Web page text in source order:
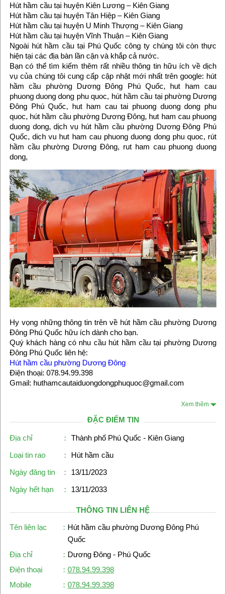
Hút hầm cầu tại huyện Kiên Lương – Kiên Giang
Hút hầm cầu tại huyện Tân Hiệp – Kiên Giang
Hút hầm cầu tại huyện U Minh Thượng – Kiên Giang
Hút hầm cầu tại huyện Vĩnh Thuận – Kiên Giang
Ngoài hút hầm cầu tại Phú Quốc công ty chúng tôi còn thực
hiện tại các địa bàn lần cận và khắp cả nước.
Bạn có thể tìm kiếm thêm rất nhiều thông tin hữu ích về dịch
vụ của chúng tôi cung cấp cập nhật mới nhất trên google: hút
hầm cầu phường Dương Đông Phú Quốc, hut ham cau
phuong duong dong phu quoc, hút hầm cầu tại phường Dương
Đông Phú Quốc, hut ham cau tai phuong duong dong phu
quoc, hút hầm cầu phường Dương Đông, hut ham cau phuong
duong dong, dịch vụ hút hầm cầu phường Dương Đông Phú
Quốc, dich vu hut ham cau phuong duong dong phu quoc, rút
hầm cầu phường Dương Đông, rut ham cau phuong duong
dong,
Hy vọng những thông tin trên về hút hầm cầu phường Dương
Đông Phú Quốc hữu ích dành cho bạn.
Quý khách hàng có nhu cầu hút hầm cầu tại phường Dương
Đông Phú Quốc liên hệ:
Hút hầm cầu phường Dương Đông
Điện thoại: 078.94.99.398
Gmail: huthamcautaiduongdongphuquoc@gmail.com
Xem thêm
ĐẶC ĐIỂM TIN
Địa chỉ :
Thành phố Phú Quốc - Kiên Giang
Loại tin rao
:
Hút hầm cầu
Ngày đăng tin
:
13/11/2023
Ngày hết hạn
: 13/11/2033
THÔNG TIN LIÊN HỆ
Tên liên lạc
: Hút hầm cầu phường Dương Đông Phú
Quốc
Địa chỉ
: Dương Đông - Phú Quốc
Điện thoại
: 078.94.99.398
Mobile
: 078.94.99.398